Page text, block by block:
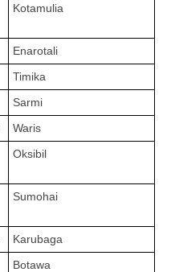
Kotamulia
Enarotali
Timika
Sarmi
Waris
Oksibil
Sumohai
Karubaga
Botawa